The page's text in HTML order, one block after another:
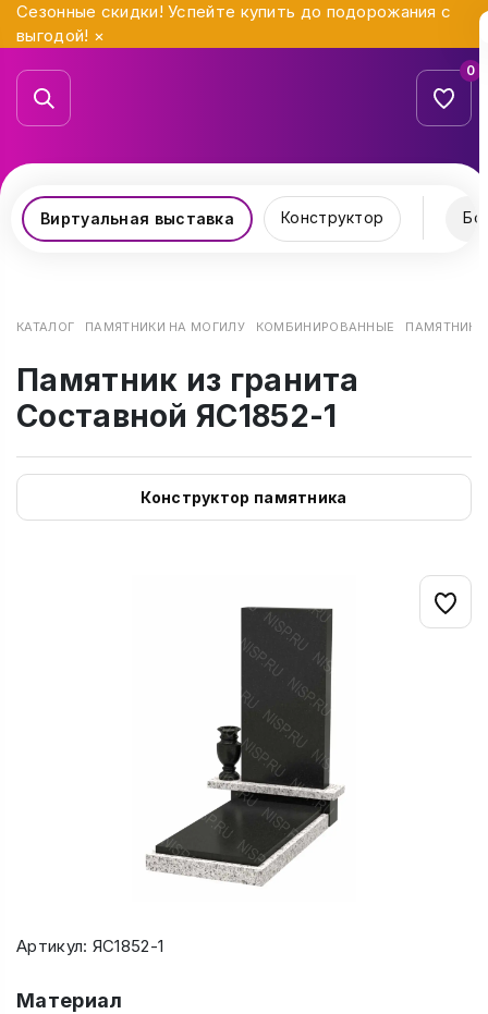
Сезонные скидки! Успейте купить до подорожания с
выгодой! ×
0
Виртуальная выставка Конструктор
КАТАЛОГ ПАМЯТНИКИ НА МОГИЛУ КОМБИНИРОВАННЫЕ ПАМЯТНИК
Памятник из гранита
Составной ЯС1852-1
Конструктор памятника
Артикул: ЯС1852-1
Материал